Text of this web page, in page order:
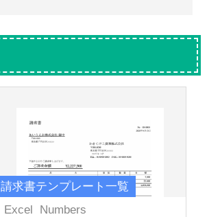
請求書テンプレート一覧
Excel
Numbers